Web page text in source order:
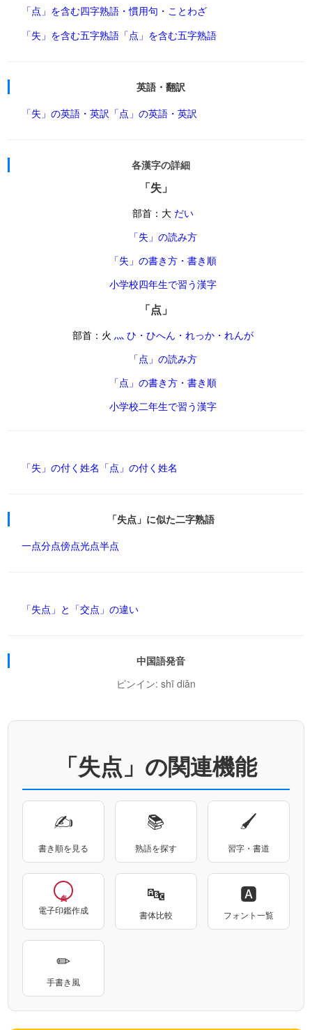
「点」を含む四字熟語・慣用句・ことわざ
「失」を含む五字熟語 「点」を含む五字熟語
英語・翻訳
「失」の英語・英訳 「点」の英語・英訳
各漢字の詳細
「失」
部首：大 だい
「失」の読み方
「失」の書き方・書き順
小学校四年生で習う漢字
「点」
部首：火 灬 ひ・ひへん・れっか・れんが
「点」の読み方
「点」の書き方・書き順
小学校二年生で習う漢字
「失」の付く姓名 「点」の付く姓名
「失点」に似た二字熟語
一点分点傍点光点半点
「失点」と「交点」の違い
中国語発音
ピンイン: shī diǎn
「失点」の関連機能
✍
書き順を見る
📚
熟語を探す
🖌
習字・書道
電子印鑑作成
🔤
書体比較
🅰
フォント一覧
✏
手書き風